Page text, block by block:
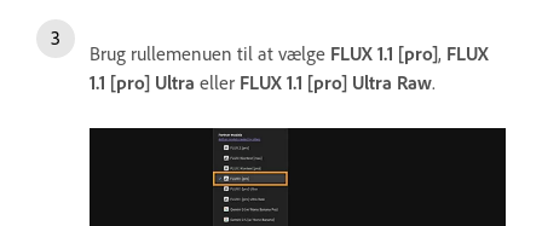
Brug rullemenuen til at vælge FLUX 1.1 [pro], FLUX
1.1 [pro] Ultra eller FLUX 1.1 [pro] Ultra Raw.